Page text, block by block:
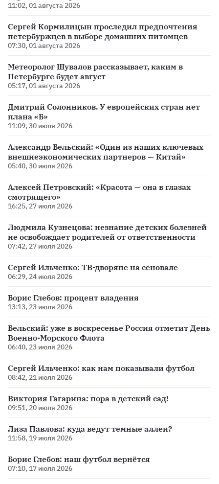
11:02, 01 августа 2026
Сергей Кормилицын проследил предпочтения
петербуржцев в выборе домашних питомцев
07:30, 01 августа 2026
Метеоролог Шувалов рассказывает, каким в
Петербурге будет август
05:17, 01 августа 2026
Дмитрий Солонников. У европейских стран нет
плана «Б»
11:09, 30 июля 2026
Александр Бельский: «Один из наших ключевых
внешнеэкономических партнеров — Китай»
05:40, 30 июля 2026
Алексей Петровский: «Красота — она в глазах
смотрящего»
16:25, 27 июля 2026
Людмила Кузнецова: незнание детских болезней
не освобождает родителей от ответственности
07:42, 27 июля 2026
Сергей Ильченко: ТВ-дворяне на сеновале
06:29, 24 июля 2026
Борис Глебов: процент владения
13:13, 23 июля 2026
Бельский: уже в воскресенье Россия отметит День
Военно-Морского Флота
06:40, 23 июля 2026
Сергей Ильченко: как нам показывали футбол
08:42, 21 июля 2026
Виктория Гагарина: пора в детский сад!
09:51, 20 июля 2026
Лиза Павлова: куда ведут темные аллеи?
11:58, 19 июля 2026
Борис Глебов: наш футбол вернётся
07:10, 17 июля 2026